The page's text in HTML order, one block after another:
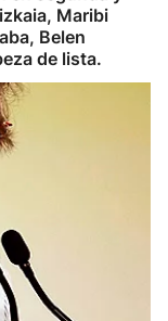
Maribi
Belen
de lista.